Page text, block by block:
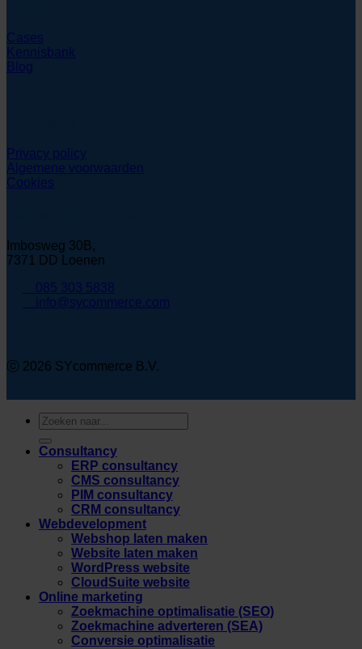
Cases
Kennisbank
Blog
Privacy policy
Algemene voorwaarden
Cookies
Imbosweg 30B,
7371 DD Loenen
085 303 5838
info@sycommerce.com
ⓒ 2026 SYcommerce B.V.
Zoeken
naar:
Consultancy
ERP consultancy
CMS consultancy
PIM consultancy
CRM consultancy
Webdevelopment
Webshop laten maken
Website laten maken
WordPress website
CloudSuite website
Online marketing
Zoekmachine optimalisatie (SEO)
Zoekmachine adverteren (SEA)
Conversie optimalisatie